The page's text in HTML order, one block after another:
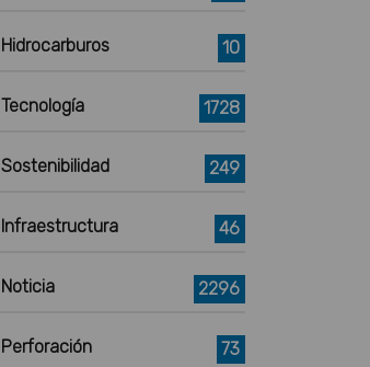
Hidrocarburos 10
Tecnología 1728
Sostenibilidad 249
Infraestructura 46
Noticia 2296
Perforación 73